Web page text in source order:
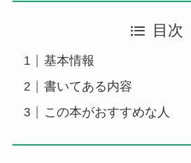
目次
基本情報
書いてある内容
この本がおすすめな人